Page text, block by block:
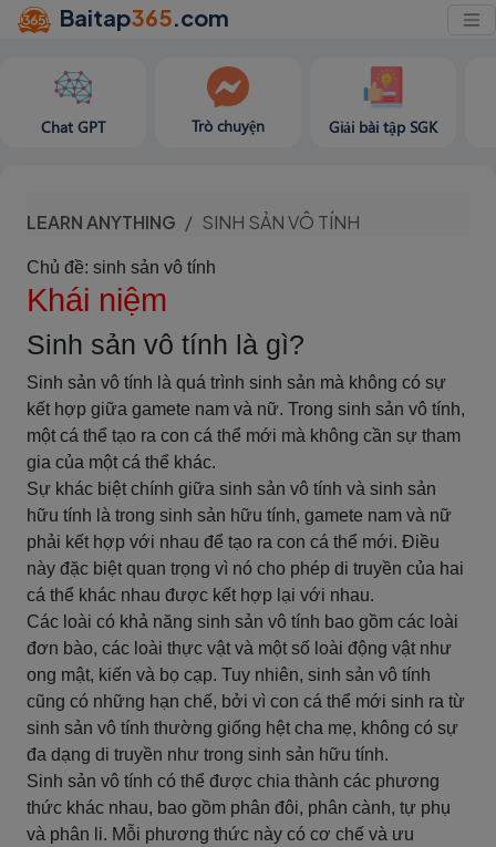
Baitap365.com
Chat GPT Trò chuyện Giải bài tập SGK
LEARN ANYTHING SINH SẢN VÔ TÍNH
Chủ đề: sinh sản vô tính
Khái niệm
Sinh sản vô tính là gì?
Sinh sản vô tính là quá trình sinh sản mà không có sự
kết hợp giữa gamete nam và nữ. Trong sinh sản vô tính,
một cá thể tạo ra con cá thể mới mà không cần sự tham
gia của một cá thể khác.
Sự khác biệt chính giữa sinh sản vô tính và sinh sản
hữu tính là trong sinh sản hữu tính, gamete nam và nữ
phải kết hợp với nhau để tạo ra con cá thể mới. Điều
này đặc biệt quan trọng vì nó cho phép di truyền của hai
cá thể khác nhau được kết hợp lại với nhau.
Các loài có khả năng sinh sản vô tính bao gồm các loài
đơn bào, các loài thực vật và một số loài động vật như
ong mật, kiến và bọ cạp. Tuy nhiên, sinh sản vô tính
cũng có những hạn chế, bởi vì con cá thể mới sinh ra từ
sinh sản vô tính thường giống hệt cha mẹ, không có sự
đa dạng di truyền như trong sinh sản hữu tính.
Sinh sản vô tính có thể được chia thành các phương
thức khác nhau, bao gồm phân đôi, phân cành, tự phụ
và phân li. Mỗi phương thức này có cơ chế và ưu